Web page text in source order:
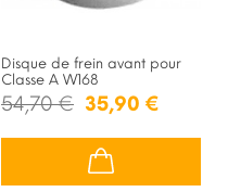
Disque de frein avant pour
Classe A W168
54,70 € 35,90 €